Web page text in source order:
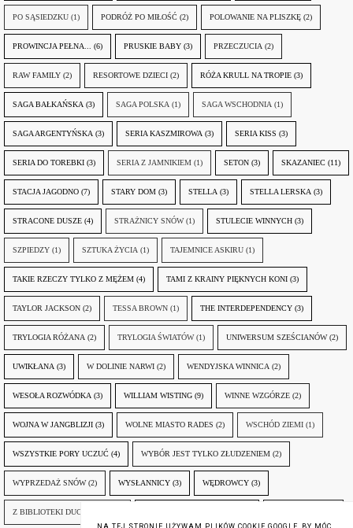
PO SĄSIEDZKU (1) PODRÓŻ PO MIŁOŚĆ (2) POLOWANIE NA PLISZKĘ (2)
PROWINCJA PEŁNA... (6) PRUSKIE BABY (3) PRZECZUCIA (2)
RAW FAMILY (2) RESORTOWE DZIECI (2) RÓŻA KRULL NA TROPIE (3)
SAGA BAŁKAŃSKA (3) SAGA POLSKA (1) SAGA WSCHODNIA (1)
SAGA ARGENTYŃSKA (3) SERIA KASZMIROWA (3) SERIA KISS (3)
SERIA DO TOREBKI (3) SERIA Z JAMNIKIEM (1) SETON (3) SKAZANIEC (11)
STACJA JAGODNO (7) STARY DOM (3) STELLA (3) STELLA LERSKA (3)
STRACONE DUSZE (4) STRAŻNICY SNÓW (1) STULECIE WINNYCH (3)
SZPIEDZY (1) SZTUKA ŻYCIA (1) TAJEMNICE ASKIRU (1)
TAKIE RZECZY TYLKO Z MĘŻEM (4) TAMI Z KRAINY PIĘKNYCH KONI (3)
TAYLOR JACKSON (2) TESSA BROWN (1) THE INTERDEPENDENCY (3)
TRYLOGIA RÓŻANA (2) TRYLOGIA ŚWIATÓW (1) UNIWERSUM SZEŚCIANÓW (2)
UWIKŁANA (3) W DOLINIE NARWI (2) WENDYJSKA WINNICA (2)
WESOŁA ROZWÓDKA (3) WILLIAM WISTING (9) WINNE WZGÓRZE (2)
WOJNA W JANGBLIZJI (3) WOLNE MIASTO RADES (2) WSCHÓD ZIEMI (1)
WSZYSTKIE PORY UCZUĆ (4) WYBÓR JEST TYLKO ZŁUDZENIEM (2)
WYPRZEDAŻ SNÓW (2) WYSŁANNICY (3) WĘDROWCY (3)
Z BIBLIOTEKI DUCHA GÓR
NA TEJ STRONIE UŻYWAM PLIKÓW COOKIE GOOGLE, BY MÓC